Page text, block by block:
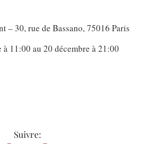
– 30, rue de Bassano, 75016 Paris
11:00 au 20 décembre à 21:00
Suivre: